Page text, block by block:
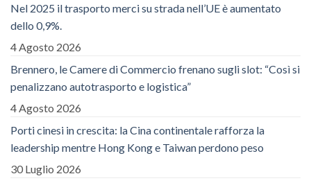
Nel 2025 il trasporto merci su strada nell’UE è aumentato
dello 0,9%.
4 Agosto 2026
Brennero, le Camere di Commercio frenano sugli slot: “Così si
penalizzano autotrasporto e logistica”
4 Agosto 2026
Porti cinesi in crescita: la Cina continentale rafforza la
leadership mentre Hong Kong e Taiwan perdono peso
30 Luglio 2026